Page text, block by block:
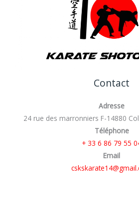
Contact
Adresse
24 rue des marronniers F-14880
Téléphone
+ 33 6 86 79 55
Email